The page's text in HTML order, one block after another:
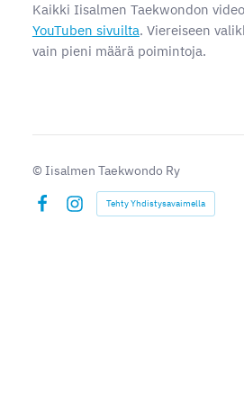
Kaikki Iisalmen Taekwondon
YouTuben sivuilta. Viereiseen
vain pieni määrä poimintoja.
© Iisalmen Taekwondo Ry
Instagram
Tehty Yhdistysavaimella